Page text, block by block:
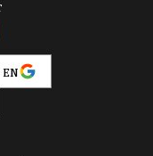
EN